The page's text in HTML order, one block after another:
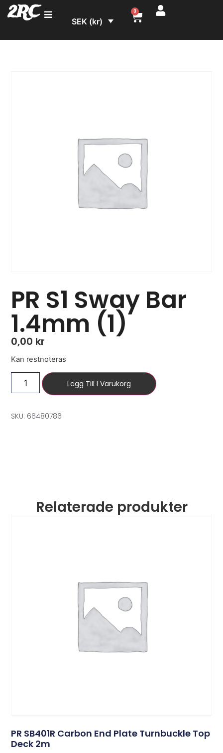
2RC SEK (kr)
0
PR S1 Sway Bar
1.4mm (1)
0,00 kr
Kan restnoteras
Lägg Till I Varukorg
SKU: 66480786
Relaterade produkter
PR SB401R Carbon End Plate Turnbuckle Top
Deck 2m